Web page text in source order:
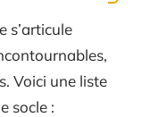
s’articule
Voici une liste
socle :